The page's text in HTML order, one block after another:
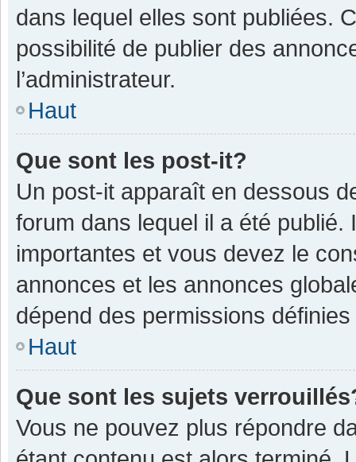
dans lequel elles sont publiées.
possibilité de publier des
l’administrateur.
Haut
Que sont les post-it?
Un post-it apparaît en dessous
forum dans lequel il a été
importantes et vous devez le
annonces et les annonces
dépend des permissions définies
Haut
Que sont les sujets
Vous ne pouvez plus répondre